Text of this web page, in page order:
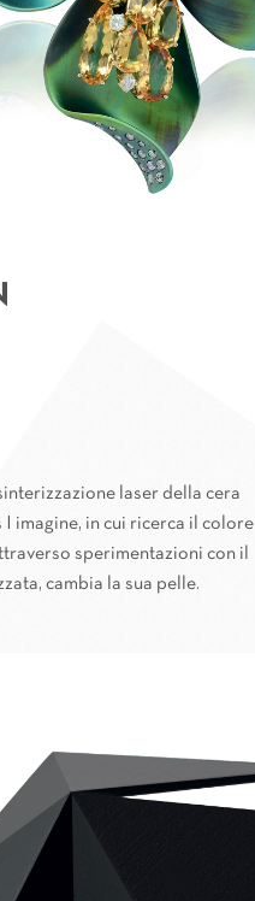
laser della cera
imagine, in cui ricerca il colore
sperimentazioni con il
cambia la sua pelle.